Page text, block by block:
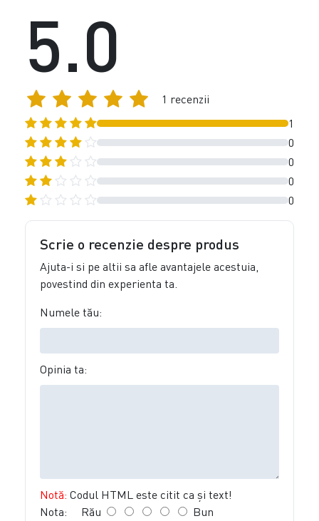
1
0
0
0
0
5.0
1 recenzii
Scrie o recenzie despre produs
Ajuta-i si pe altii sa afle avantajele acestuia,
povestind din experienta ta.
Numele tău:
Opinia ta:
Notă: Codul HTML este citit ca şi text!
Nota: Rău
Bun